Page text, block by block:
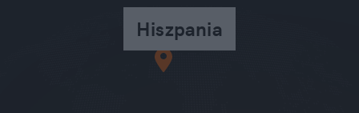
Francja